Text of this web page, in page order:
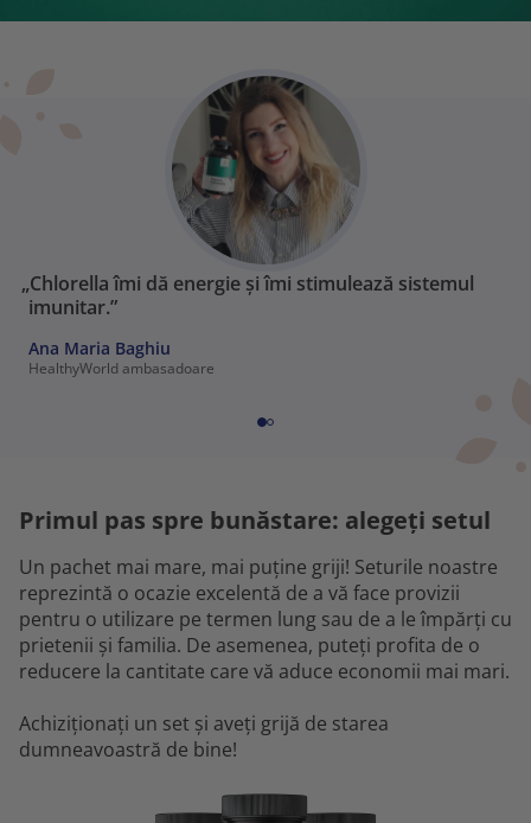
„Chlorella îmi dă energie și îmi stimulează sistemul
imunitar.”
Ana Maria Baghiu
HealthyWorld ambasadoare
Primul pas spre bunăstare: alegeți setul
Un pachet mai mare, mai puține griji! Seturile noastre
reprezintă o ocazie excelentă de a vă face provizii
pentru o utilizare pe termen lung sau de a le împărți cu
prietenii și familia. De asemenea, puteți profita de o
reducere la cantitate care vă aduce economii mai mari.
Achiziționați un set și aveți grijă de starea
dumneavoastră de bine!